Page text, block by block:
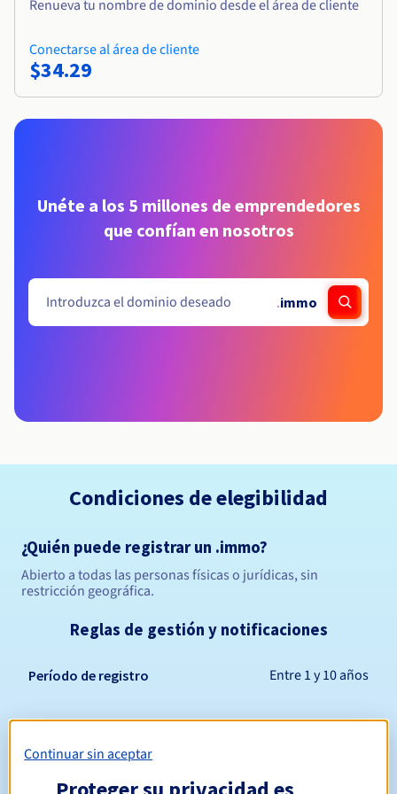
Renueva tu nombre de dominio desde el área de cliente
Conectarse al área de cliente
$34.29
Unéte a los 5 millones de emprendedores
que confían en nosotros
.immo
Condiciones de elegibilidad
¿Quién puede registrar un .immo?
Abierto a todas las personas físicas o jurídicas, sin
restricción geográfica.
Reglas de gestión y notificaciones
Período de registro Entre 1 y 10 años
Período de renovación
Continuar sin aceptar